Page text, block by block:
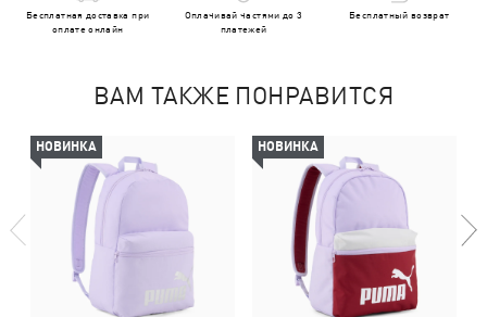
Бесплатная доставка при
оплате онлайн
Оплачивай частями до 3
платежей
Бесплатный возврат
ВАМ ТАКЖЕ ПОНРАВИТСЯ
НОВИНКА НОВИНКА